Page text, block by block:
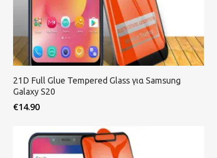
Προσθήκη στο καλάθι
21D Full Glue Tempered Glass για Samsung
Galaxy S20
€14.90